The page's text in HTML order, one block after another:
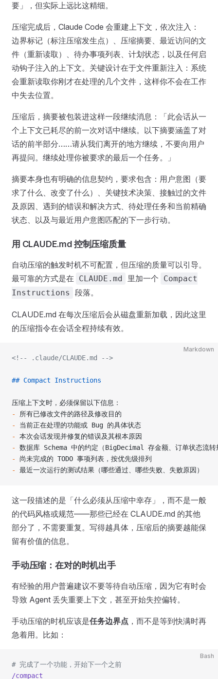
要」，但实际上远比这精细。
压缩完成后，Claude Code 会重建上下文，依次注入：
边界标记（标注压缩发生点）、压缩摘要、最近访问的文
件（重新读取）、待办事项列表、计划状态，以及任何启
动钩子注入的上下文。关键设计在于文件重新注入：系统
会重新读取你刚才在处理的几个文件，这样你不会在工作
中失去位置。
压缩后，摘要被包装进这样一段继续消息：「此会话从一
个上下文已耗尽的前一次对话中继续。以下摘要涵盖了对
话的前半部分……请从我们离开的地方继续，不要向用户
再提问。继续处理你被要求的最后一个任务。」
摘要本身也有明确的信息契约，要求包含：用户意图（要
求了什么、改变了什么）、关键技术决策、接触过的文件
及原因、遇到的错误和解决方式、待处理任务和当前精确
状态、以及与最近用户意图匹配的下一步行动。
用 CLAUDE.md 控制压缩质量
自动压缩的触发时机不可配置，但压缩的质量可以引导。
最可靠的方式是在
CLAUDE.md 里加一个
Compact
Instructions
段落。
CLAUDE.md 在每次压缩后会从磁盘重新加载，因此这里
的压缩指令在会话全程持续有效。
Markdown
<!-- .claude/CLAUDE.md -->
## Compact Instructions
压缩上下文时，必须保留以下信息：
-
所有已修改文件的路径及修改目的
-
当前正在处理的功能或 Bug 的具体状态
-
本次会话发现并修复的错误及其根本原因
-
数据库 Schema 中的约定（BigDecimal 存金额、订单状态流转
-
尚未完成的 TODO 事项列表，按优先级排列
-
最近一次运行的测试结果（哪些通过、哪些失败、失败原因）
这一段描述的是「什么必须从压缩中幸存」，而不是一般
的代码风格或规范——那些已经在 CLAUDE.md 的其他
部分了，不需要重复。写得越具体，压缩后的摘要越能保
留有价值的信息。
手动压缩：在对的时机出手
有经验的用户普遍建议不要等待自动压缩，因为它有时会
导致 Agent 丢失重要上下文，甚至开始失控偏转。
手动压缩的时机应该是任务边界点 ，而不是等到快满时再
急着用。比如：
Bash
# 完成了一个功能，开始下一个之前
/compact